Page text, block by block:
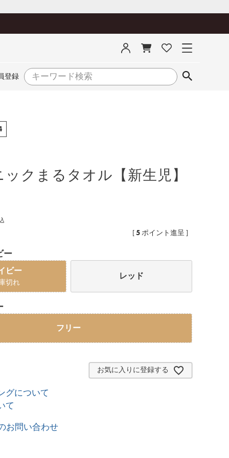
登録
クまるタオル【新生児】
[5ポイント進呈 ]
ー
ビー
切れ
レッド
フリー
お気に入りに登録する
グについて
て
お問い合わせ